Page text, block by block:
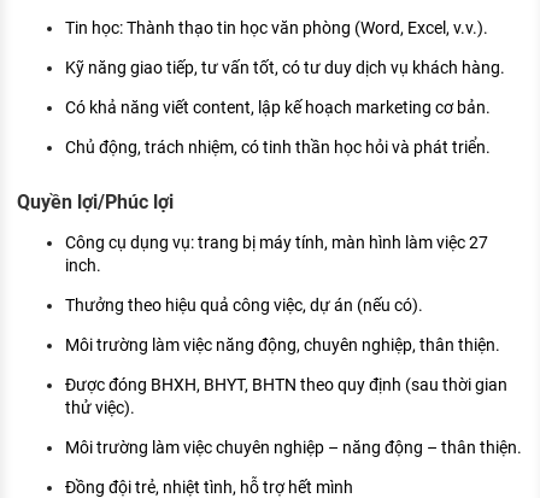
Tin học: Thành thạo tin học văn phòng (Word, Excel, v.v.).
Kỹ năng giao tiếp, tư vấn tốt, có tư duy dịch vụ khách hàng.
Có khả năng viết content, lập kế hoạch marketing cơ bản.
Chủ động, trách nhiệm, có tinh thần học hỏi và phát triển.
Quyền lợi/Phúc lợi
Công cụ dụng vụ: trang bị máy tính, màn hình làm việc 27
inch.
Thưởng theo hiệu quả công việc, dự án (nếu có).
Môi trường làm việc năng động, chuyên nghiệp, thân thiện.
Được đóng BHXH, BHYT, BHTN theo quy định (sau thời gian
thử việc).
Môi trường làm việc chuyên nghiệp – năng động – thân thiện.
Đồng đội trẻ, nhiệt tình, hỗ trợ hết mình